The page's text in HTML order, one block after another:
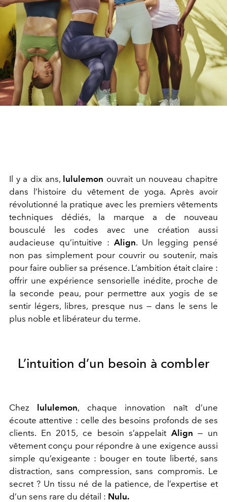
Il y a dix ans, lululemon ouvrait un nouveau chapitre
dans l’histoire du vêtement de yoga. Après avoir
révolutionné la pratique avec les premiers vêtements
techniques dédiés, la marque a de nouveau
bousculé les codes avec une création aussi
audacieuse qu’intuitive : Align. Un legging pensé
non pas simplement pour couvrir ou soutenir, mais
pour faire oublier sa présence. L’ambition était claire :
offrir une expérience sensorielle inédite, proche de
la seconde peau, pour permettre aux yogis de se
sentir légers, libres, presque nus — dans le sens le
plus noble et libérateur du terme.
L’intuition d’un besoin à combler
Chez lululemon, chaque innovation naît d’une
écoute attentive : celle des besoins profonds de ses
clients. En 2015, ce besoin s’appelait Align — un
vêtement conçu pour répondre à une exigence aussi
simple qu’exigeante : bouger en toute liberté, sans
distraction, sans compression, sans compromis. Le
secret ? Un tissu né de la patience, de l’expertise et
d’un sens rare du détail : Nulu.